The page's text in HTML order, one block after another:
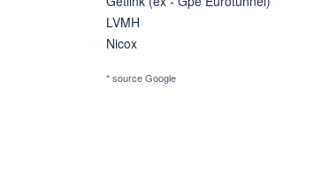
LVMH
Nicox
* source Google